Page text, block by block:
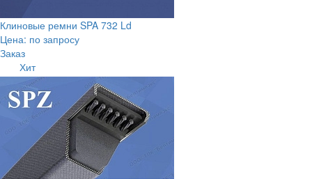
Клиновые ремни SPA 732 Ld
Цена: по запросу
Заказ
Хит